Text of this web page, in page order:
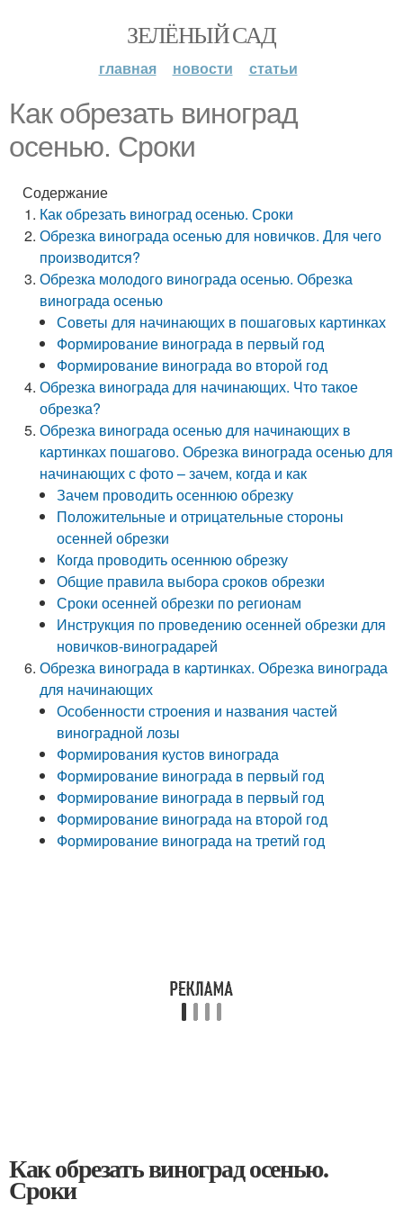
ЗЕЛЁНЫЙ САД
главная новости статьи
Как обрезать виноград
осенью. Сроки
Содержание
Как обрезать виноград осенью. Сроки
Обрезка винограда осенью для новичков. Для чего
производится?
Обрезка молодого винограда осенью. Обрезка
винограда осенью
Советы для начинающих в пошаговых картинках
Формирование винограда в первый год
Формирование винограда во второй год
Обрезка винограда для начинающих. Что такое
обрезка?
Обрезка винограда осенью для начинающих в
картинках пошагово. Обрезка винограда осенью для
начинающих с фото – зачем, когда и как
Зачем проводить осеннюю обрезку
Положительные и отрицательные стороны
осенней обрезки
Когда проводить осеннюю обрезку
Общие правила выбора сроков обрезки
Сроки осенней обрезки по регионам
Инструкция по проведению осенней обрезки для
новичков-виноградарей
Обрезка винограда в картинках. Обрезка винограда
для начинающих
Особенности строения и названия частей
виноградной лозы
Формирования кустов винограда
Формирование винограда в первый год
Формирование винограда в первый год
Формирование винограда на второй год
Формирование винограда на третий год
Как обрезать виноград осенью.
Сроки